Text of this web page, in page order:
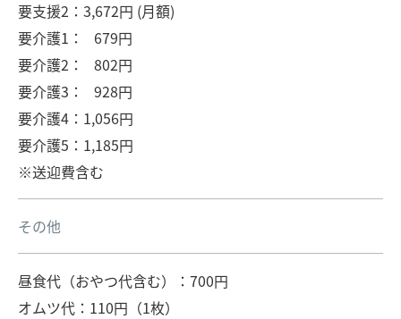
要支援2：3,672円 (月額)
要介護1： 679円
要介護2： 802円
要介護3： 928円
要介護4：1,056円
要介護5：1,185円
※送迎費含む
その他
昼食代（おやつ代含む）：700円
オムツ代：110円（1枚）